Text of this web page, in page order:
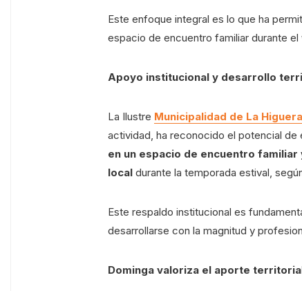
Este enfoque integral es lo que ha
espacio de encuentro familiar durante el
Apoyo institucional y desarrollo
La Ilustre Municipalidad de La Higuera
actividad, ha reconocido el potencial de
en un espacio de encuentro
local durante la temporada estival,
Este respaldo institucional es
desarrollarse con la magnitud y
Dominga valoriza el aporte